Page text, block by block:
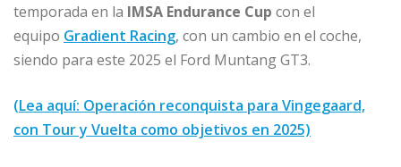
temporada en la IMSA Endurance Cup con el
equipo Gradient Racing, con un cambio en el coche,
siendo para este 2025 el Ford Muntang GT3.
(Lea aquí: Operación reconquista para Vingegaard,
con Tour y Vuelta como objetivos en 2025)